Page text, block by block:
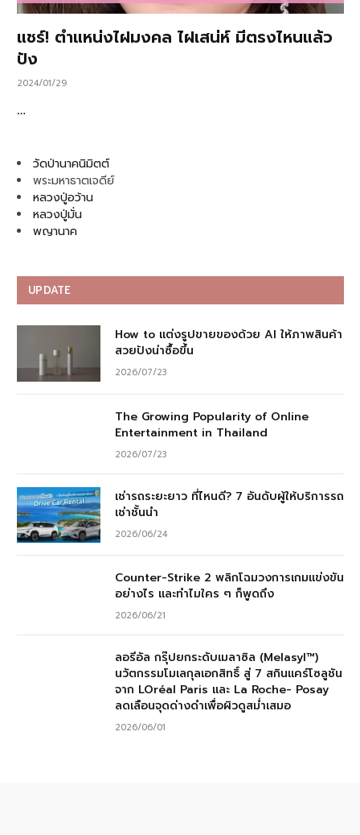
แชร์! ตำแหน่งไฝมงคล ไฝเสน่ห์ มีตรงไหนแล้ว
ปัง
2024/01/29
…
วัดป่านาคนิมิตต์
พระมหาธาตเจดีย์
หลวงปู่อว้าน
หลวงปู่มั่น
พญานาค
UPDATE
How to แต่งรูปขายของด้วย AI ให้ภาพสินค้า
สวยปังน่าซื้อขึ้น
2026/07/23
The Growing Popularity of Online
Entertainment in Thailand
2026/07/23
เช่ารถระยะยาว ที่ไหนดี? 7 อันดับผู้ให้บริการรถ
เช่าชั้นนำ
2026/06/24
Counter-Strike 2 พลิกโฉมวงการเกมแข่งขัน
อย่างไร และทำไมใคร ๆ ก็พูดถึง
2026/06/21
ลอรีอัล กรุ๊ปยกระดับเมลาซิล (Melasyl™)
นวัตกรรมโมเลกุลเอกสิทธิ์ สู่ 7 สกินแคร์โซลูชัน
จาก LOréal Paris และ La Roche- Posay
ลดเลือนจุดด่างดำเพื่อผิวดูสม่ำเสมอ
2026/06/01